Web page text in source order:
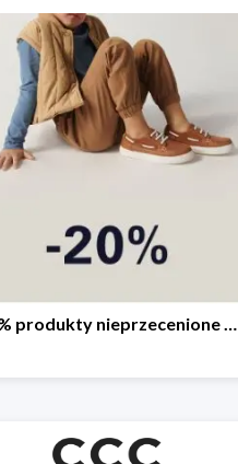
-20% produkty nieprzecenione 🌼🌷